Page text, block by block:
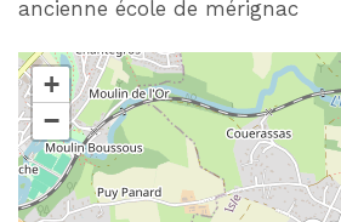
ancienne école de mérignac
+
−